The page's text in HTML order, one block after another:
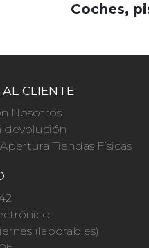
Coches,
CLIENTE
Nosotros
devolución
Tiendas Físicas
(laborables)